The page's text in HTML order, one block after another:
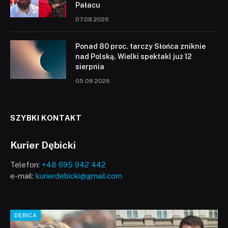
Pałacu
07.08.2026
Ponad 80 proc. tarczy Słońca zniknie
nad Polską. Wielki spektakl już 12
sierpnia
05.08.2026
SZYBKI KONTAKT
Kurier Dębicki
Telefon: +48 695 942 442
e-mail: kurierdebicki@gmail.com
DĘBICA